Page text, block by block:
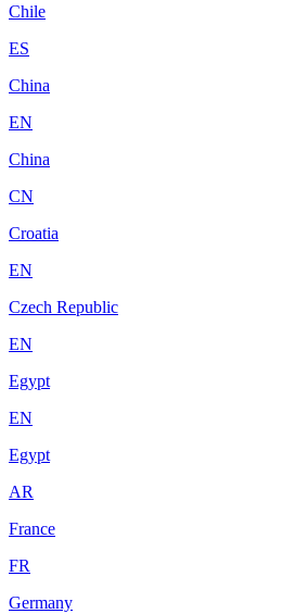
Chile
ES
China
EN
China
CN
Croatia
EN
Czech Republic
EN
Egypt
EN
Egypt
AR
France
FR
Germany